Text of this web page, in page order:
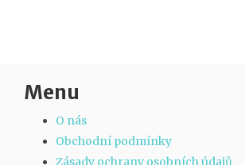
Menu
O nás
Obchodní podmínky
Zásady ochrany osobních údajů